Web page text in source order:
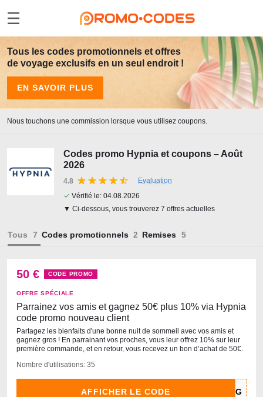
Tous les codes promotionnels et offres
de voyage exclusifs en un seul endroit !
EN SAVOIR PLUS
Nous touchons une commission lorsque vous utilisez coupons.
Codes promo Hypnia et coupons – Août
2026
4.8
Evaluation
✓ Vérifié le: 04.08.2026
▼ Ci-dessous, vous trouverez 7 offres actuelles
Tous Codes promotionnels Remises
50 € CODE PROMO
OFFRE SPÉCIALE
Parrainez vos amis et gagnez 50€ plus 10% via Hypnia
code promo nouveau client
Partagez les bienfaits d'une bonne nuit de sommeil avec vos amis et
gagnez gros ! En parrainant vos proches, vous leur offrez 10% sur leur
première commande, et en retour, vous recevez un bon d’achat de 50€.
Nombre d'utilisations: 35
AFFICHER LE CODE